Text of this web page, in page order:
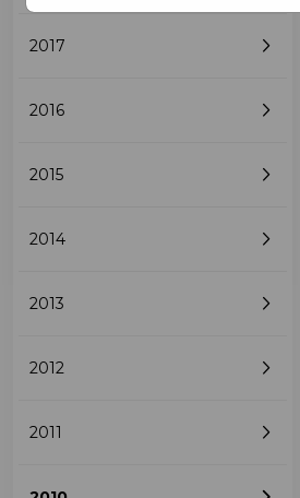
2017
2016
2015
2014
2013
2012
2011